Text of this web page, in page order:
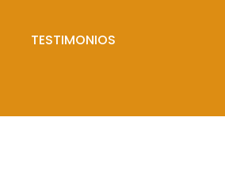
TESTIMONIOS